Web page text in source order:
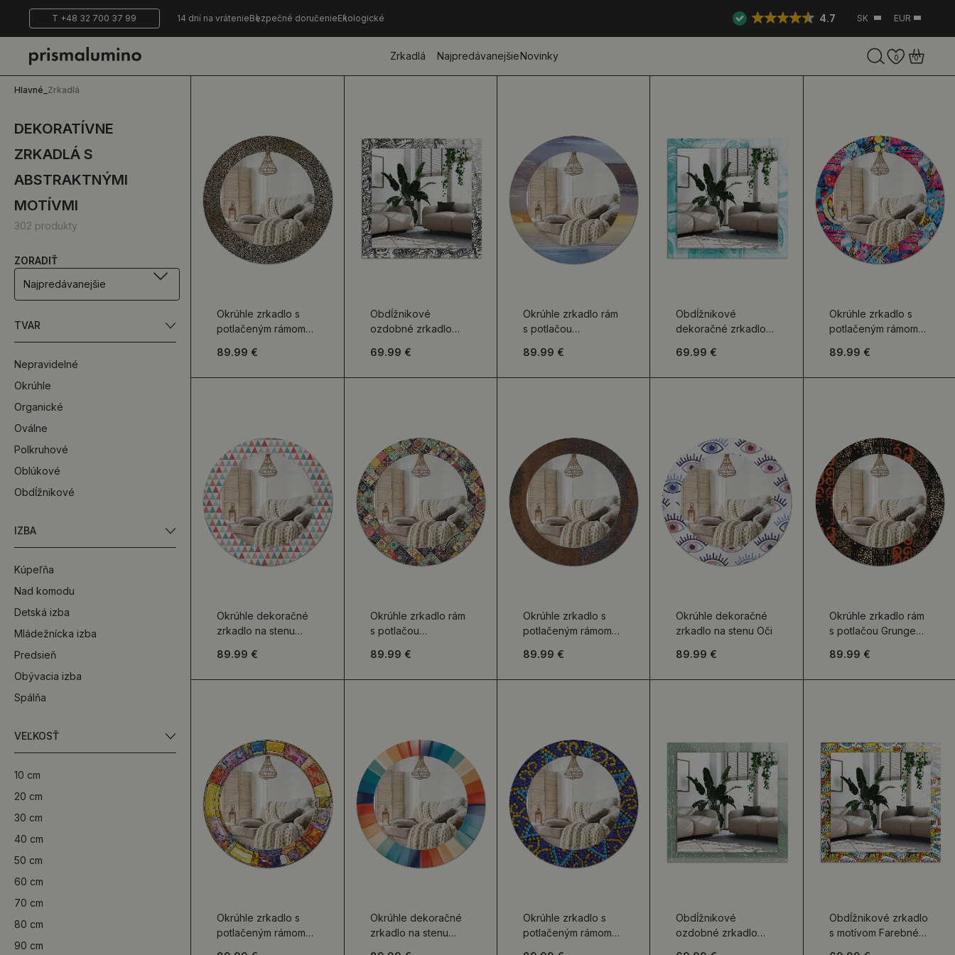
T +48 32 700 37 99 14 dní na vrátenieBezpečné doručenieEkologické 4.7 SK EUR
Zrkadlá NajpredávanejšieNovinky 0 0
Hlavné Zrkadlá
DEKORATÍVNE
ZRKADLÁ S
ABSTRAKTNÝMI
MOTÍVMI
302 produkty
ZORADIŤ
Najpredávanejšie
TVAR
Nepravidelné
Okrúhle
Organické
Oválne
Polkruhové
Oblúkové
Obdĺžnikové
IZBA
Kúpeľňa
Nad komodu
Detská izba
Mládežnícka izba
Predsieň
Obývacia izba
Spálňa
VEĽKOSŤ
10 cm
20 cm
30 cm
40 cm
50 cm
60 cm
70 cm
80 cm
90 cm
Okrúhle zrkadlo s
potlačeným rámom
89.99 €
Obdĺžnikové
ozdobné zrkadlo
69.99 €
Okrúhle zrkadlo rám
s potlačou
89.99 €
Obdĺžnikové
dekoračné zrkadlo
mramorový vzor
69.99 €
Okrúhle zrkadlo s
potlačeným rámom
89.99 €
Okrúhle dekoračné
zrkadlo na stenu
89.99 €
Okrúhle zrkadlo rám
s potlačou
dlaždice
89.99 €
Okrúhle zrkadlo s
potlačeným rámom
89.99 €
Okrúhle dekoračné
zrkadlo na stenu Oči
89.99 €
Okrúhle zrkadlo rám
s potlačou Grunge
89.99 €
Okrúhle zrkadlo s
potlačeným rámom
Okrúhle dekoračné
zrkadlo na stenu
Okrúhle zrkadlo s
potlačeným rámom
Obdĺžnikové
ozdobné zrkadlo
Obdĺžnikové zrkadlo
s motívom Farebné